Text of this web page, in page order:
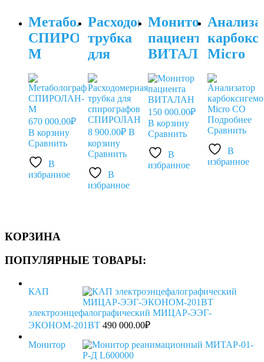
Метаболограф
СПИРОЛАН-
М
670 000.00₽
В корзину
Сравнить
В
избранное
Расходомерная
трубка
для
спирографов
СПИРОЛАН
8 900.00₽ В
корзину
Сравнить
В
избранное
Монитор
пациента
ВИТАЛАН
150 000.00₽
В корзину
Сравнить
В
избранное
Micro
CO
Подробнее
Сравнить
В
избранное
КОРЗИНА
ПОПУЛЯРНЫЕ ТОВАРЫ:
КАП
электроэнцефалографический МИЦАР-ЭЭГ-
ЭКОНОМ-201BT 490 000.00₽
Монитор